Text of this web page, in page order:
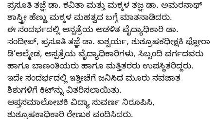
ಪ್ರಸೂತಿ ತಜ್ಞೆ ಡಾ. ಕವಿತಾ ಮತ್ತು ಮಕ್ಕಳ ತಜ್ಞ ಡಾ. ಅಮರನಾಥ್
ಶಾಸ್ತ್ರೀ ಹೆಣ್ಣು ಮಕ್ಕಳ ಮಹತ್ವದ ಬಗ್ಗೆ ಮಾತನಾಡಿದರು.
ಈ ಸಂದರ್ಭದಲ್ಲಿ ಆಸ್ಪತ್ರೆಯ ಆಡಳಿತ ವೈದ್ಯಾಧಿಕಾರಿ ಡಾ.
ಸಂದೀಪ್, ಪ್ರಸೂತಿ ತಜ್ಞೆ ಡಾ. ಐಶ್ವರ್ಯ, ಶುಶ್ರೂಷಕಧೀಕ್ಷಕಿ ಪ್ಲೋರಾ
ಡಿ’ಆಲ್ಮೇಡ, ಆಸ್ಪತ್ರೆಯ ವೈದ್ಯಾಧಿಕಾರಿಗಳು, ಸಿಬ್ಬಂದಿ ವರ್ಗದವರು
ಹಾಗೂ ಬಾಣಂತಿಯರು ಹಾಗೂ ಮತ್ತಿತರರು ಉಪಸ್ಥಿತರಿದ್ದರು.
ಇದೇ ಸಂದರ್ಭದಲ್ಲಿ ಇತ್ತೀಚೆಗೆ ಜನಿಸಿದ ಮೂರು ನವಜಾತ
ಶಿಶುಗಳಿಗೆ ಕಿಟ್‍ನ್ನು ವಿತರಿಸಲಾಯಿತು.
ಆಪ್ತಸಮಾಲೋಚಕಿ ವಿದ್ಯಾ ಸುವರ್ಣ ನಿರೂಪಿಸಿ,
ಶುಶ್ರೂಷಕಾಧಿಕಾರಿ ರೇಣುಕ ವಂದಿಸಿದರು.